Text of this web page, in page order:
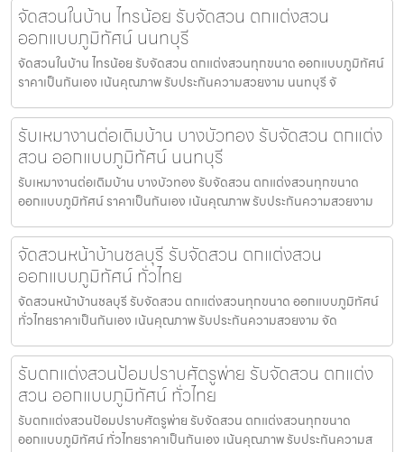
จัดสวนในบ้าน ไทรน้อย รับจัดสวน ตกแต่งสวน
ออกแบบภูมิทัศน์ นนทบุรี
จัดสวนในบ้าน ไทรน้อย รับจัดสวน ตกแต่งสวนทุกขนาด ออกแบบภูมิทัศน์
ราคาเป็นกันเอง เน้นคุณภาพ รับประกันความสวยงาม นนทบุรี จั
รับเหมางานต่อเติมบ้าน บางบัวทอง รับจัดสวน ตกแต่ง
สวน ออกแบบภูมิทัศน์ นนทบุรี
รับเหมางานต่อเติมบ้าน บางบัวทอง รับจัดสวน ตกแต่งสวนทุกขนาด
ออกแบบภูมิทัศน์ ราคาเป็นกันเอง เน้นคุณภาพ รับประกันความสวยงาม
จัดสวนหน้าบ้านชลบุรี รับจัดสวน ตกแต่งสวน
ออกแบบภูมิทัศน์ ทั่วไทย
จัดสวนหน้าบ้านชลบุรี รับจัดสวน ตกแต่งสวนทุกขนาด ออกแบบภูมิทัศน์
ทั่วไทยราคาเป็นกันเอง เน้นคุณภาพ รับประกันความสวยงาม จัด
รับตกแต่งสวนป้อมปราบศัตรูพ่าย รับจัดสวน ตกแต่ง
สวน ออกแบบภูมิทัศน์ ทั่วไทย
รับตกแต่งสวนป้อมปราบศัตรูพ่าย รับจัดสวน ตกแต่งสวนทุกขนาด
ออกแบบภูมิทัศน์ ทั่วไทยราคาเป็นกันเอง เน้นคุณภาพ รับประกันความส